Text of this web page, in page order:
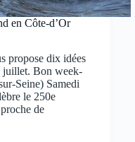
en Côte-d’Or
propose dix idées
juillet. Bon week-
Seine) Samedi
le 250e
de